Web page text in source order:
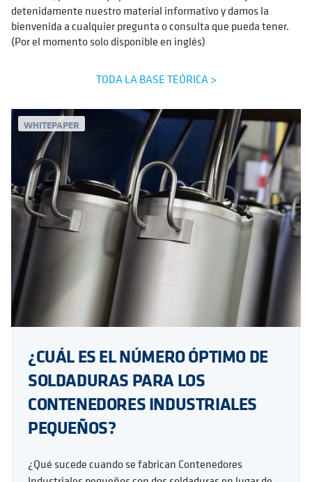
detenidamente nuestro material informativo y damos la
bienvenida a cualquier pregunta o consulta que pueda tener.
(Por el momento solo disponible en inglés)
TODA LA BASE TEÓRICA >
WHITEPAPER
¿CUÁL ES EL NÚMERO ÓPTIMO DE
SOLDADURAS PARA LOS
CONTENEDORES INDUSTRIALES
PEQUEÑOS?
¿Qué sucede cuando se fabrican Contenedores